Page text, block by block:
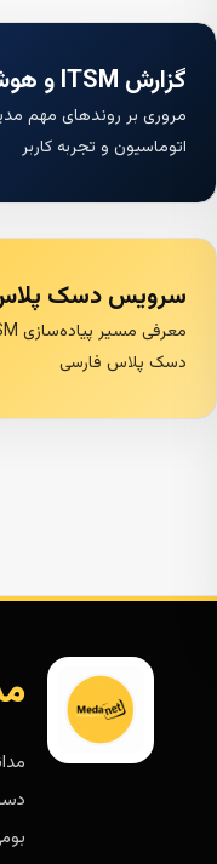
گزارش ITSM و هوش مصنوعی
مروری بر روندهای مهم
اتوماسیون و تجربه کاربر
سرویس دسک
دسک پلاس فارسی